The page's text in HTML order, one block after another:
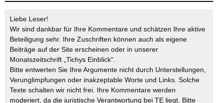
Liebe Leser!
Wir sind dankbar für Ihre Kommentare und schätzen Ihre aktive
Beteiligung sehr. Ihre Zuschriften können auch als eigene
Beiträge auf der Site erscheinen oder in unserer
Monatszeitschrift „Tichys Einblick“.
Bitte entwerten Sie Ihre Argumente nicht durch Unterstellungen,
Verunglimpfungen oder inakzeptable Worte und Links. Solche
Texte schalten wir nicht frei. Ihre Kommentare werden
moderiert, da die juristische Verantwortung bei TE liegt. Bitte